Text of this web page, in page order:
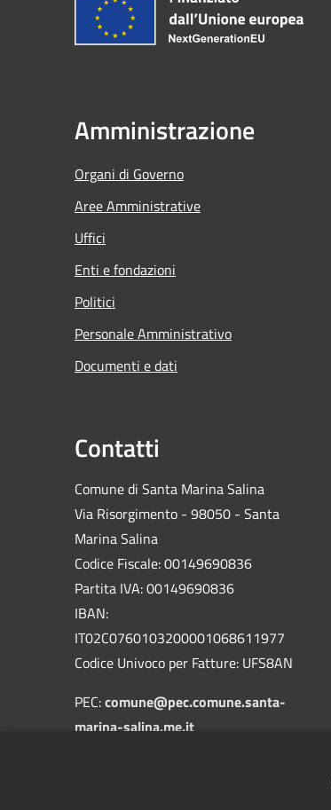
Amministrazione
Organi di Governo
Aree Amministrative
Uffici
Enti e fondazioni
Politici
Personale Amministrativo
Documenti e dati
Contatti
Comune di Santa Marina Salina
Via Risorgimento - 98050 - Santa
Marina Salina
Codice Fiscale: 00149690836
Partita IVA: 00149690836
IBAN:
IT02C0760103200001068611977
Codice Univoco per Fatture: UFS8AN
PEC:comune@pec.comune.santa-
marina-salina.me.it